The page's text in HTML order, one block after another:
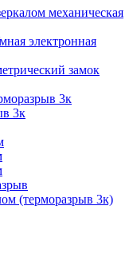
механическая
электронная
замок
3к
3к
(терморазрыв 3к)